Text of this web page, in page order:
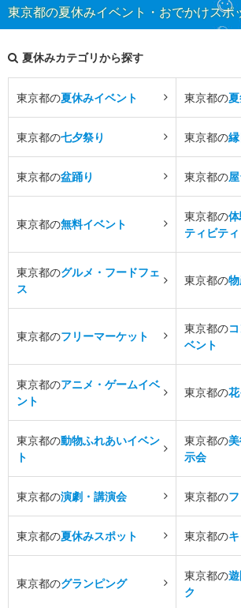
東京都の夏休みイベント・おでかけスポ
夏休みカテゴリから探す
東京都の夏休みイベント 東京都の
東京都の七夕祭り 東京都の
東京都の盆踊り 東京都の
東京都の無料イベント
東京都の
ティビティ
東京都のグルメ・フードフェ
ス
東京都の
東京都のフリーマーケット
東京都の
ベント
東京都のアニメ・ゲームイベ
ント
東京都の
東京都の動物ふれあいイベン
ト
東京都の
示会
東京都の演劇・講演会 東京都の
東京都の夏休みスポット 東京都の
東京都のグランピング
東京都の
ク